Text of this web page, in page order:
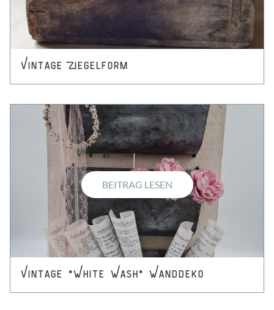
Vintage Ziegelform
Vintage *White Wash* Wanddeko
BEITRAG LESEN